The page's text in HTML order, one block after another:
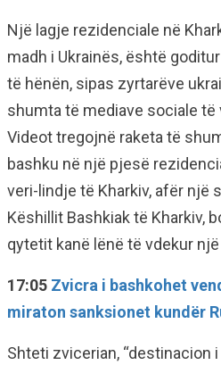
Një lagje rezidenciale në
madh i Ukrainës, është
të hënën, sipas zyrtarëve
shumta të mediave sociale të
Videot tregojnë raketa të
bashku në një pjesë
veri-lindje të Kharkiv, afër një
Këshillit Bashkiak të Kharkiv,
qytetit kanë lënë të vdekur
17:05 Zvicra i bashkohet
miraton sanksionet kundër
Shteti zvicerian, “destinacion